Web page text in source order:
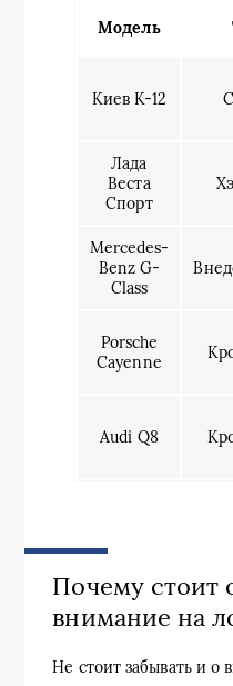
Модель
Киев K-12
Лада
Веста
Спорт
Mercedes-
Benz G-
Class
Porsche
Cayenne
Audi Q8
Почему стоит
внимание на
Не стоит забывать и о